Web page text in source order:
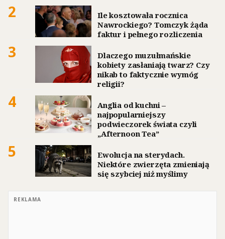
2
Ile kosztowała rocznica
Nawrockiego? Tomczyk żąda
faktur i pełnego rozliczenia
3
Dlaczego muzułmańskie
kobiety zasłaniają twarz? Czy
nikab to faktycznie wymóg
religii?
4
Anglia od kuchni –
najpopularniejszy
podwieczorek świata czyli
„Afternoon Tea”
5
Ewolucja na sterydach.
Niektóre zwierzęta zmieniają
się szybciej niż myślimy
REKLAMA